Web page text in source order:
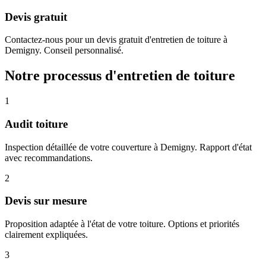
Devis gratuit
Contactez-nous pour un devis gratuit d'entretien de toiture à
Demigny. Conseil personnalisé.
Notre processus d'entretien de toiture
1
Audit toiture
Inspection détaillée de votre couverture à Demigny. Rapport d'état
avec recommandations.
2
Devis sur mesure
Proposition adaptée à l'état de votre toiture. Options et priorités
clairement expliquées.
3